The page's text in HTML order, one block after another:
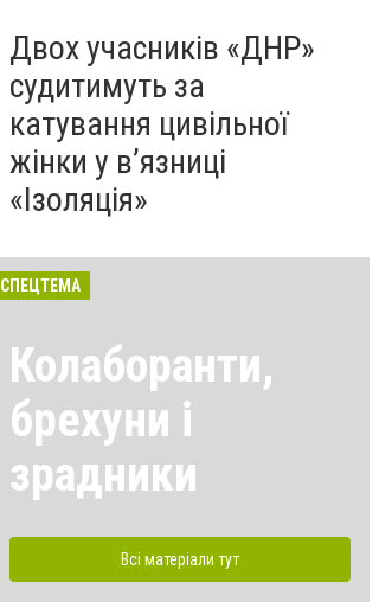
Двох учасників «ДНР»
судитимуть за
катування цивільної
жінки у в’язниці
«Ізоляція»
СПЕЦТЕМА
Колаборанти,
брехуни і
зрадники
Всі матеріали тут